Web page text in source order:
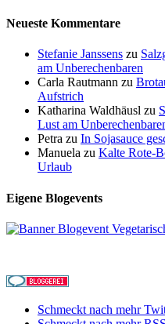
Neueste Kommentare
Stefanie Janssens zu
am Unberechenbaren
Carla Rautmann zu
Aufstrich
Katharina Waldhäusl zu
Lust am
Petra zu In Sojasauce
Manuela zu Kalte Rote-
Urlaub
Eigene Blogevents
Schmeckt nach mehr